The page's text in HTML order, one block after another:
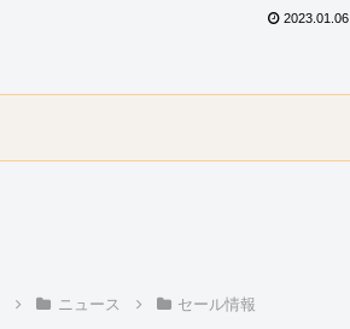
2023.01.06
ニュース セール情報